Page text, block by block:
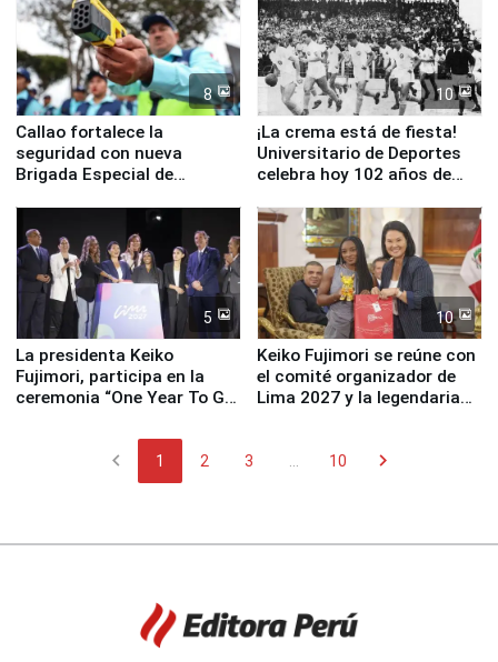
8
Callao fortalece la
seguridad con nueva
Brigada Especial de
equipamiento para
Serenazgo
10
¡La crema está de fiesta!
Universitario de Deportes
celebra hoy 102 años de
5
La presidenta Keiko
Fujimori, participa en la
ceremonia “One Year To Go
10
Keiko Fujimori se reúne con
el comité organizador de
Lima 2027 y la legendaria
chevron_left 1 2 3 10 chevron_right